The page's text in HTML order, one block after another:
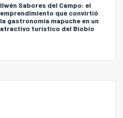
Ilwén Sabores del Campo: el
emprendimiento que convirtió
la gastronomía mapuche en un
atractivo turístico del Biobío